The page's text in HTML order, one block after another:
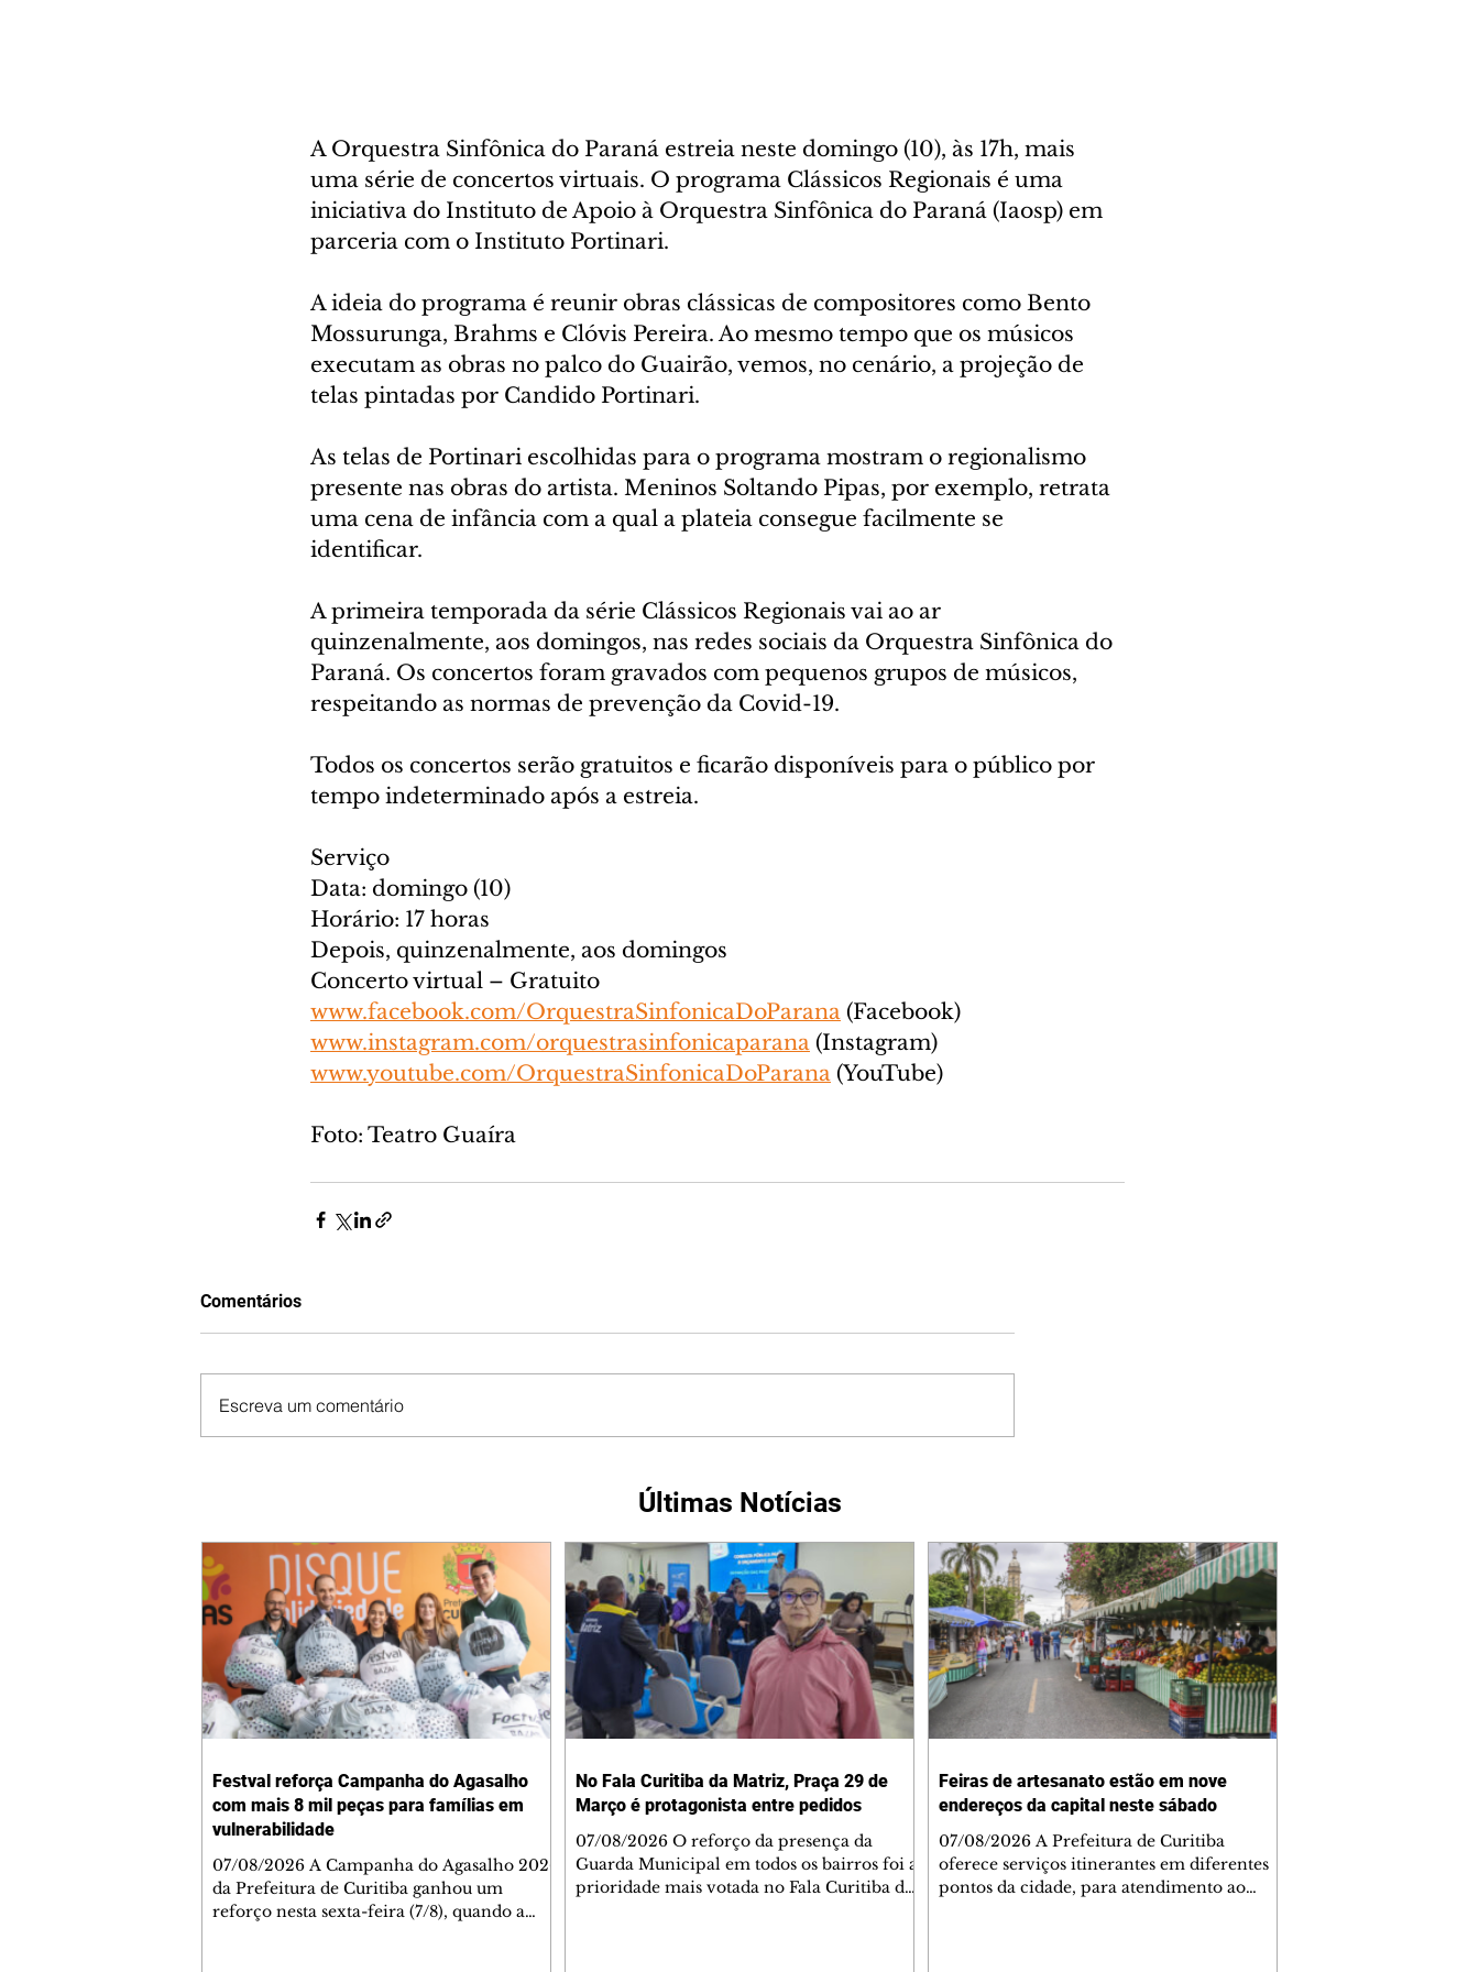
A Orquestra Sinfônica do Paraná estreia neste domingo (10), às 17h, mais
uma série de concertos virtuais. O programa Clássicos Regionais é uma
iniciativa do Instituto de Apoio à Orquestra Sinfônica do Paraná (Iaosp) em
parceria com o Instituto Portinari.
A ideia do programa é reunir obras clássicas de compositores como Bento
Mossurunga, Brahms e Clóvis Pereira. Ao mesmo tempo que os músicos
executam as obras no palco do Guairão, vemos, no cenário, a projeção de
telas pintadas por Candido Portinari.
As telas de Portinari escolhidas para o programa mostram o regionalismo
presente nas obras do artista. Meninos Soltando Pipas, por exemplo, retrata
uma cena de infância com a qual a plateia consegue facilmente se
identificar.
A primeira temporada da série Clássicos Regionais vai ao ar
quinzenalmente, aos domingos, nas redes sociais da Orquestra Sinfônica do
Paraná. Os concertos foram gravados com pequenos grupos de músicos,
respeitando as normas de prevenção da Covid-19.
Todos os concertos serão gratuitos e ficarão disponíveis para o público por
tempo indeterminado após a estreia.
Serviço
Data: domingo (10)
Horário: 17 horas
Depois, quinzenalmente, aos domingos
Concerto virtual – Gratuito
www.facebook.com/OrquestraSinfonicaDoParana (Facebook)
www.instagram.com/orquestrasinfonicaparana (Instagram)
www.youtube.com/OrquestraSinfonicaDoParana (YouTube)
Foto: Teatro Guaíra
Comentários
Escreva um comentário
Últimas Notícias
Festval reforça Campanha do Agasalho
com mais 8 mil peças para famílias em
vulnerabilidade
07/08/2026 A Campanha do Agasalho 2026
da Prefeitura de Curitiba ganhou um
reforço nesta sexta-feira (7/8), quando a
No Fala Curitiba da Matriz, Praça 29 de
Março é protagonista entre pedidos
07/08/2026 O reforço da presença da
Guarda Municipal em todos os bairros foi a
prioridade mais votada no Fala Curitiba da
Feiras de artesanato estão em nove
endereços da capital neste sábado
07/08/2026 A Prefeitura de Curitiba
oferece serviços itinerantes em diferentes
pontos da cidade, para atendimento ao